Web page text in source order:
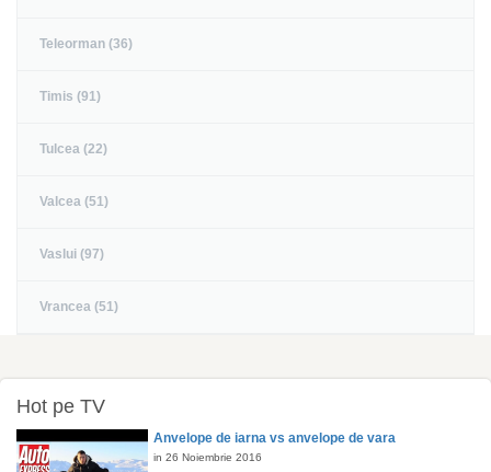
Teleorman (36)
Timis (91)
Tulcea (22)
Valcea (51)
Vaslui (97)
Vrancea (51)
Hot pe TV
Anvelope de iarna vs anvelope de vara
in 26 Noiembrie 2016